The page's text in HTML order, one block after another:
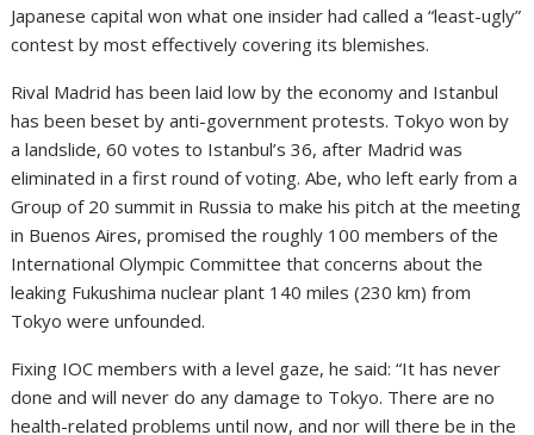
Japanese capital won what one insider had called a “least-ugly”
contest by most effectively covering its blemishes.
Rival Madrid has been laid low by the economy and Istanbul
has been beset by anti-government protests. Tokyo won by
a landslide, 60 votes to Istanbul’s 36, after Madrid was
eliminated in a first round of voting. Abe, who left early from a
Group of 20 summit in Russia to make his pitch at the meeting
in Buenos Aires, promised the roughly 100 members of the
International Olympic Committee that concerns about the
leaking Fukushima nuclear plant 140 miles (230 km) from
Tokyo were unfounded.
Fixing IOC members with a level gaze, he said: “It has never
done and will never do any damage to Tokyo. There are no
health-related problems until now, and nor will there be in the